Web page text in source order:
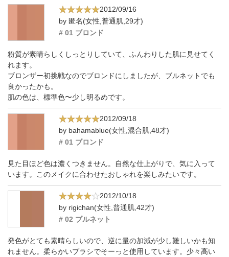
2012/09/16
by 匿名(女性,普通肌,29才)
# 01 ブロンド
粉質が素晴らしくしっとりしていて、ふんわりした肌に見せてく
れます。
ブロンザー初挑戦なのでブロンドにしましたが、ブルネットでも
良かったかも。
肌の色は、標準色〜少し明るめです。
2012/09/18
by bahamablue(女性,混合肌,48才)
# 01 ブロンド
見た目ほど色は濃くつきません。自然な仕上がりで、気に入って
います。このメイクに合わせたおしゃれを楽しみたいです。
2012/10/18
by rigichan(女性,普通肌,42才)
# 02 ブルネット
発色がとても素晴らしいので、逆に量の加減が少し難しいかも知
れません。柔らかいブラシでそーっと使用しています。少々高い